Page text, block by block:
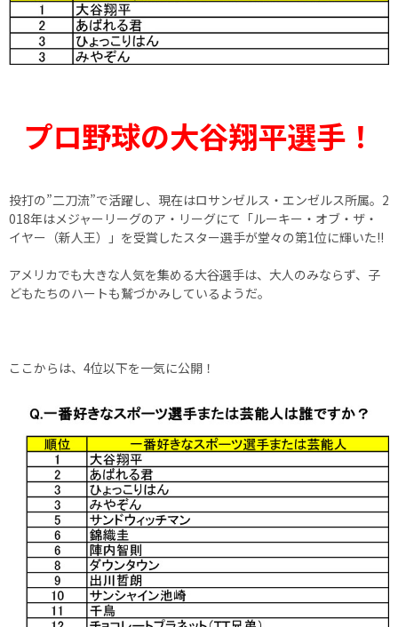
プロ野球の大谷翔平選手！
投打の”二刀流”で活躍し、現在はロサンゼルス・エンゼルス所属。2
018年はメジャーリーグのア・リーグにて「ルーキー・オブ・ザ・
イヤー（新人王）」を受賞したスター選手が堂々の第1位に輝いた!!
アメリカでも大きな人気を集める大谷選手は、大人のみならず、子
どもたちのハートも鷲づかみしているようだ。
ここからは、4位以下を一気に公開！